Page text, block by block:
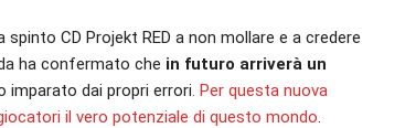
CD Projekt RED a non mollare e a credere
ha confermato che in futuro arriverà un
imparato dai propri errori. Per questa nuova
il vero potenziale di questo mondo.